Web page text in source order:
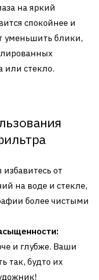
на яркий
спокойнее и
уменьшить блики,
или стекло.
избавитесь от
на воде и стекле,
более чистыми
и глубже. Ваши
так, будто их